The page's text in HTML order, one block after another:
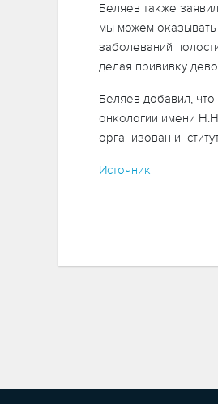
Беляев также
мы можем
заболеваний
делая прививку
Беляев добавил,
онкологии имени
организован
Источник